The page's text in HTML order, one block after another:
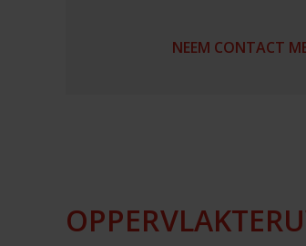
NEEM CONTACT